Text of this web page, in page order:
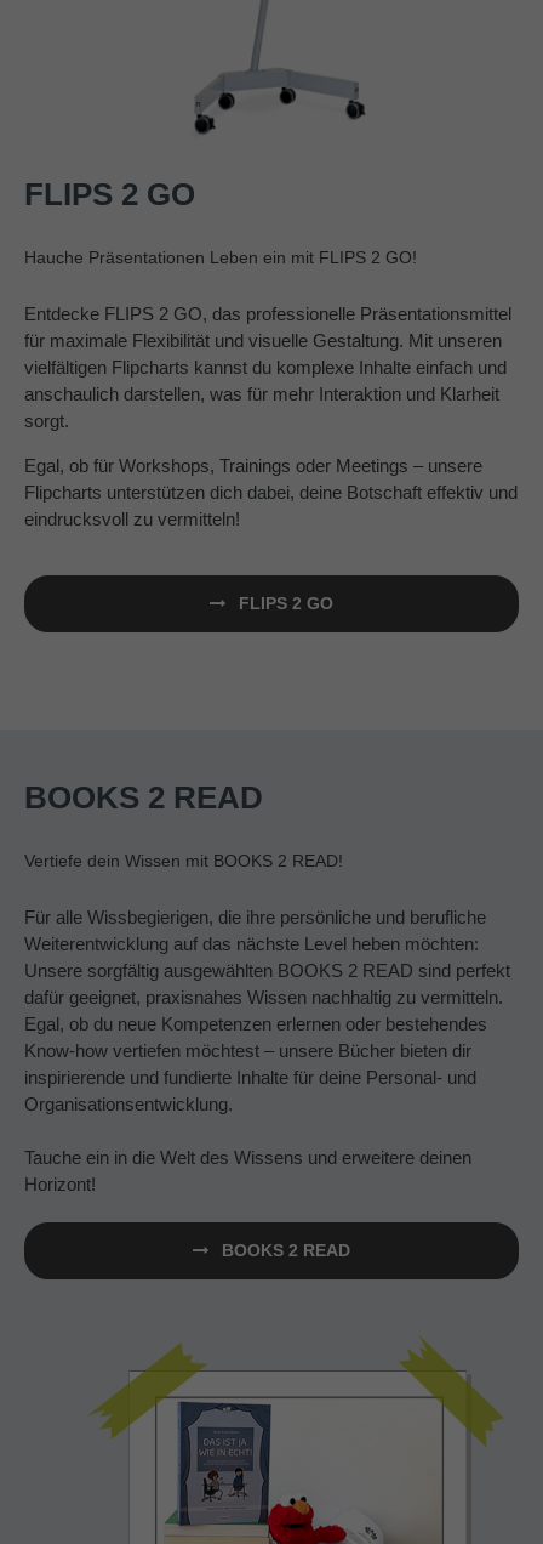
FLIPS 2 GO
Hauche Präsentationen Leben ein mit FLIPS 2 GO!
Entdecke FLIPS 2 GO, das professionelle Präsentationsmittel
für maximale Flexibilität und visuelle Gestaltung. Mit unseren
vielfältigen Flipcharts kannst du komplexe Inhalte einfach und
anschaulich darstellen, was für mehr Interaktion und Klarheit
sorgt.
Egal, ob für Workshops, Trainings oder Meetings – unsere
Flipcharts unterstützen dich dabei, deine Botschaft effektiv und
eindrucksvoll zu vermitteln!
FLIPS 2 GO
BOOKS 2 READ
Vertiefe dein Wissen mit BOOKS 2 READ!
Für alle Wissbegierigen, die ihre persönliche und berufliche
Weiterentwicklung auf das nächste Level heben möchten:
Unsere sorgfältig ausgewählten BOOKS 2 READ sind perfekt
dafür geeignet, praxisnahes Wissen nachhaltig zu vermitteln.
Egal, ob du neue Kompetenzen erlernen oder bestehendes
Know-how vertiefen möchtest – unsere Bücher bieten dir
inspirierende und fundierte Inhalte für deine Personal- und
Organisationsentwicklung.
Tauche ein in die Welt des Wissens und erweitere deinen
Horizont!
BOOKS 2 READ